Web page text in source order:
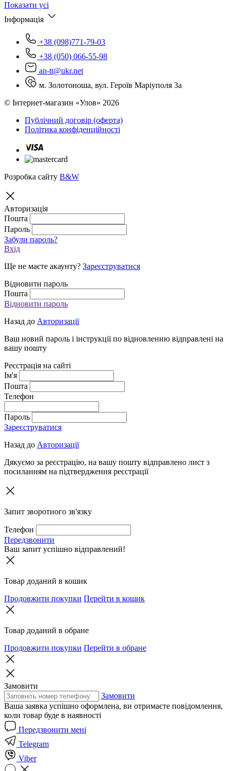
Показати усі
Інформація
+38 (098)771-79-03
+38 (050) 066-55-98
an-tt@ukr.net
м. Золотоноша, вул. Героїв Маріуполя 3а
© Інтернет-магазин «Улов» 2026
Публічний договір (оферта)
Політика конфіденційності
Розробка сайту B&W
Авторизація
Пошта
Пароль
Забули пароль?
Вхід
Ще не маєте акаунту? Зареєструватися
Відновити пароль
Пошта
Відновити пароль
Назад до Авторизації
Ваш новий пароль і інструкції по відновленню відправлені на
вашу пошту
Реєстрація на сайті
Ім'я
Пошта
Телефон
Пароль
Зареєструватися
Назад до Авторизації
Дякуємо за реєстрацію, на вашу пошту відправлено лист з
посиланням на підтвердження реєстрації
Запит зворотного зв'язку
Телефон
Передзвонити
Ваш запит успішно відправлений!
Товар доданий в кошик
Продовжити покупки Перейти в кошик
Товар доданий в обране
Продовжити покупки Перейти в обране
Замовити
Замовити
Ваша заявка успішно оформлена, ви отримаєте повідомлення,
коли товар буде в наявності
Передзвонити мені
Telegram
Viber